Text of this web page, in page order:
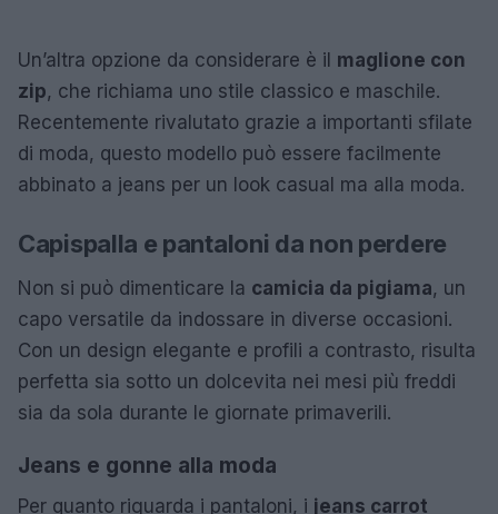
Un’altra opzione da considerare è il maglione con
zip, che richiama uno stile classico e maschile.
Recentemente rivalutato grazie a importanti sfilate
di moda, questo modello può essere facilmente
abbinato a jeans per un look casual ma alla moda.
Capispalla e pantaloni da non perdere
Non si può dimenticare la camicia da pigiama, un
capo versatile da indossare in diverse occasioni.
Con un design elegante e profili a contrasto, risulta
perfetta sia sotto un dolcevita nei mesi più freddi
sia da sola durante le giornate primaverili.
Jeans e gonne alla moda
Per quanto riguarda i pantaloni, i jeans carrot